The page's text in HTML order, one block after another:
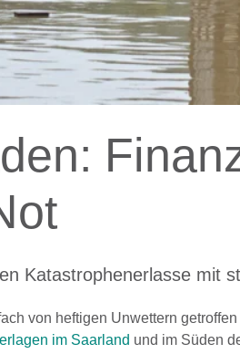
Katastrophenerlasse mit
von heftigen Unwettern
im Saarland und im Süden